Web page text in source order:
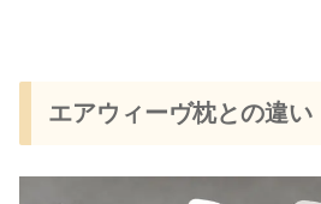
エアウィーヴ枕との違い